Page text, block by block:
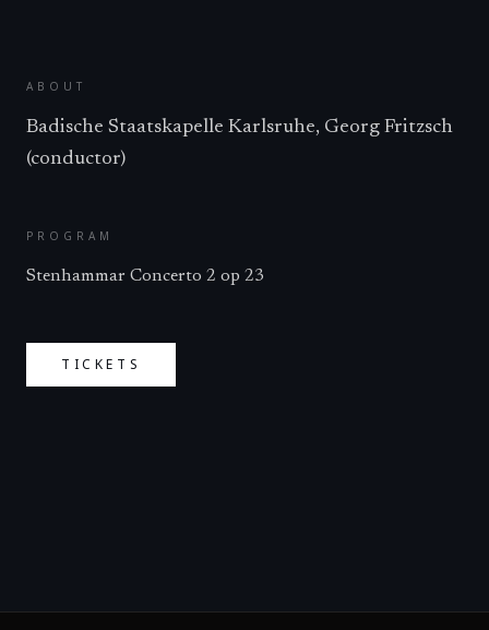
ABOUT
Badische Staatskapelle Karlsruhe, Georg Fritzsch
(conductor)
PROGRAM
Stenhammar Concerto 2 op 23
TICKETS